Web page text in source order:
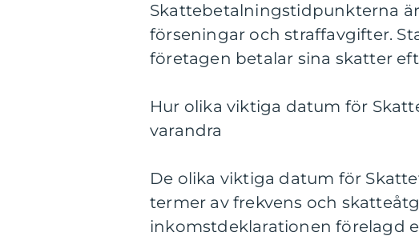
Skattebetalningstidpunkterna
förseningar och straffavgifter.
företagen betalar sina skatter
Hur olika viktiga datum för
varandra
De olika viktiga datum för
termer av frekvens och
inkomstdeklarationen förelagd